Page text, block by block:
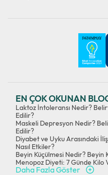
EN ÇOK OKUNAN
Laktoz İntoleransı Nedir?
Edilir?
Maskeli Depresyon Nedir?
Edilir?
Diyabet ve Uyku Arasındaki
Nasıl Etkiler?
Beyin Küçülmesi Nedir? Beyin
Menopoz Diyeti: 7 Günde Kilo
Daha Fazla Göster